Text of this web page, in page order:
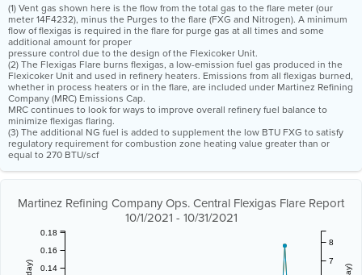
(1) Vent gas shown here is the flow from the total gas to the flare meter (our
meter 14F4232), minus the Purges to the flare (FXG and Nitrogen). A minimum
flow of flexigas is required in the flare for purge gas at all times and some
additional amount for proper
pressure control due to the design of the Flexicoker Unit.
(2) The Flexigas Flare burns flexigas, a low-emission fuel gas produced in the
Flexicoker Unit and used in refinery heaters. Emissions from all flexigas burned,
whether in process heaters or in the flare, are included under Martinez Refining
Company (MRC) Emissions Cap.
MRC continues to look for ways to improve overall refinery fuel balance to
minimize flexigas flaring.
(3) The additional NG fuel is added to supplement the low BTU FXG to satisfy
regulatory requirement for combustion zone heating value greater than or
equal to 270 BTU/scf
Martinez Refining Company Ops. Central Flexigas Flare Report
10/1/2021 - 10/31/2021
0.14
0.16
0.18
7
8